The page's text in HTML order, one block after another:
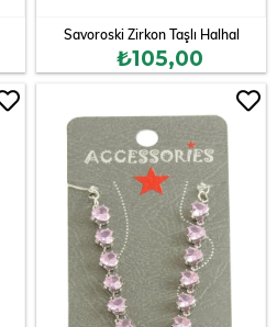
Savoroski Zirkon Taşlı Halhal
₺105,00